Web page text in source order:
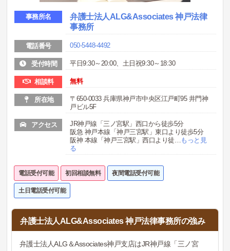
事務所名
弁護士法人ALG&Associates 神戸法律
事務所
電話番号 050-5448-4492
受付時間 平日9:30～20:00、土日祝9:30～18:30
相談料 無料
所在地
〒650-0033 兵庫県神戸市中央区江戸町95 井門神
戸ビル5F
アクセス
JR神戸線「三ノ宮駅」西口から徒歩5分
阪急 神戸本線「神戸三宮駅」東口より徒歩5分
阪神 本線「神戸三宮駅」西口より徒…もっと見
る
電話受付可能 初回相談無料 夜間電話受付可能
土日電話受付可能
弁護士法人ALG&Associates 神戸法律事務所の強み
弁護士法人ALG＆Associates神戸支店はJR神戸線「三ノ宮